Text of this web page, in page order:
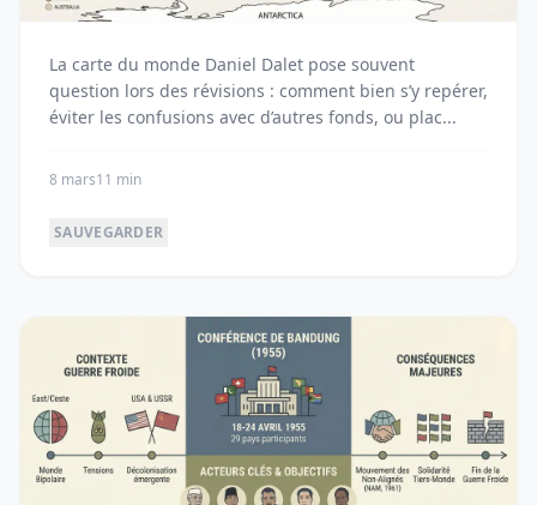
La carte du monde Daniel Dalet pose souvent
question lors des révisions : comment bien s’y repérer,
éviter les confusions avec d’autres fonds, ou plac...
8 mars11 min
SAUVEGARDER